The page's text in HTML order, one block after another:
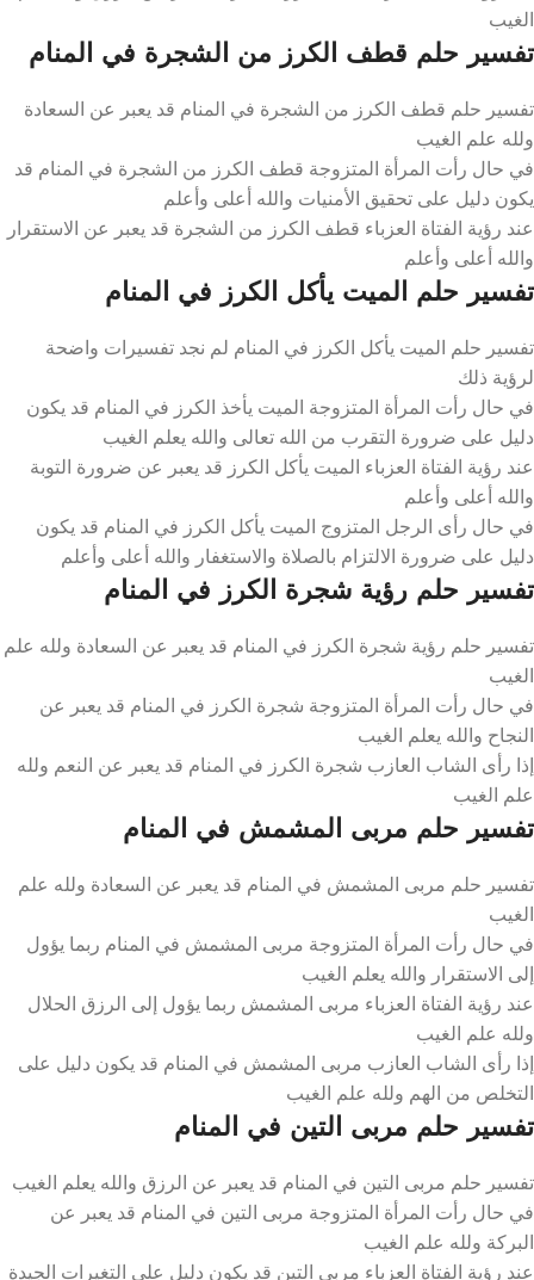
الغيب
تفسير حلم قطف الكرز من الشجرة في المنام
تفسير حلم قطف الكرز من الشجرة في المنام قد يعبر عن السعادة
ولله علم الغيب
في حال رأت المرأة المتزوجة قطف الكرز من الشجرة في المنام قد
يكون دليل على تحقيق الأمنيات والله أعلى وأعلم
عند رؤية الفتاة العزباء قطف الكرز من الشجرة قد يعبر عن الاستقرار
والله أعلى وأعلم
تفسير حلم الميت يأكل الكرز في المنام
تفسير حلم الميت يأكل الكرز في المنام لم نجد تفسيرات واضحة
لرؤية ذلك
في حال رأت المرأة المتزوجة الميت يأخذ الكرز في المنام قد يكون
دليل على ضرورة التقرب من الله تعالى والله يعلم الغيب
عند رؤية الفتاة العزباء الميت يأكل الكرز قد يعبر عن ضرورة التوبة
والله أعلى وأعلم
في حال رأى الرجل المتزوج الميت يأكل الكرز في المنام قد يكون
دليل على ضرورة الالتزام بالصلاة والاستغفار والله أعلى وأعلم
تفسير حلم رؤية شجرة الكرز في المنام
تفسير حلم رؤية شجرة الكرز في المنام قد يعبر عن السعادة ولله علم
الغيب
في حال رأت المرأة المتزوجة شجرة الكرز في المنام قد يعبر عن
النجاح والله يعلم الغيب
إذا رأى الشاب العازب شجرة الكرز في المنام قد يعبر عن النعم ولله
علم الغيب
تفسير حلم مربى المشمش في المنام
تفسير حلم مربى المشمش في المنام قد يعبر عن السعادة ولله علم
الغيب
في حال رأت المرأة المتزوجة مربى المشمش في المنام ربما يؤول
إلى الاستقرار والله يعلم الغيب
عند رؤية الفتاة العزباء مربى المشمش ربما يؤول إلى الرزق الحلال
ولله علم الغيب
إذا رأى الشاب العازب مربى المشمش في المنام قد يكون دليل على
التخلص من الهم ولله علم الغيب
تفسير حلم مربى التين في المنام
تفسير حلم مربى التين في المنام قد يعبر عن الرزق والله يعلم الغيب
في حال رأت المرأة المتزوجة مربى التين في المنام قد يعبر عن
البركة ولله علم الغيب
عند رؤية الفتاة العزباء مربى التين قد يكون دليل على التغيرات الجيدة